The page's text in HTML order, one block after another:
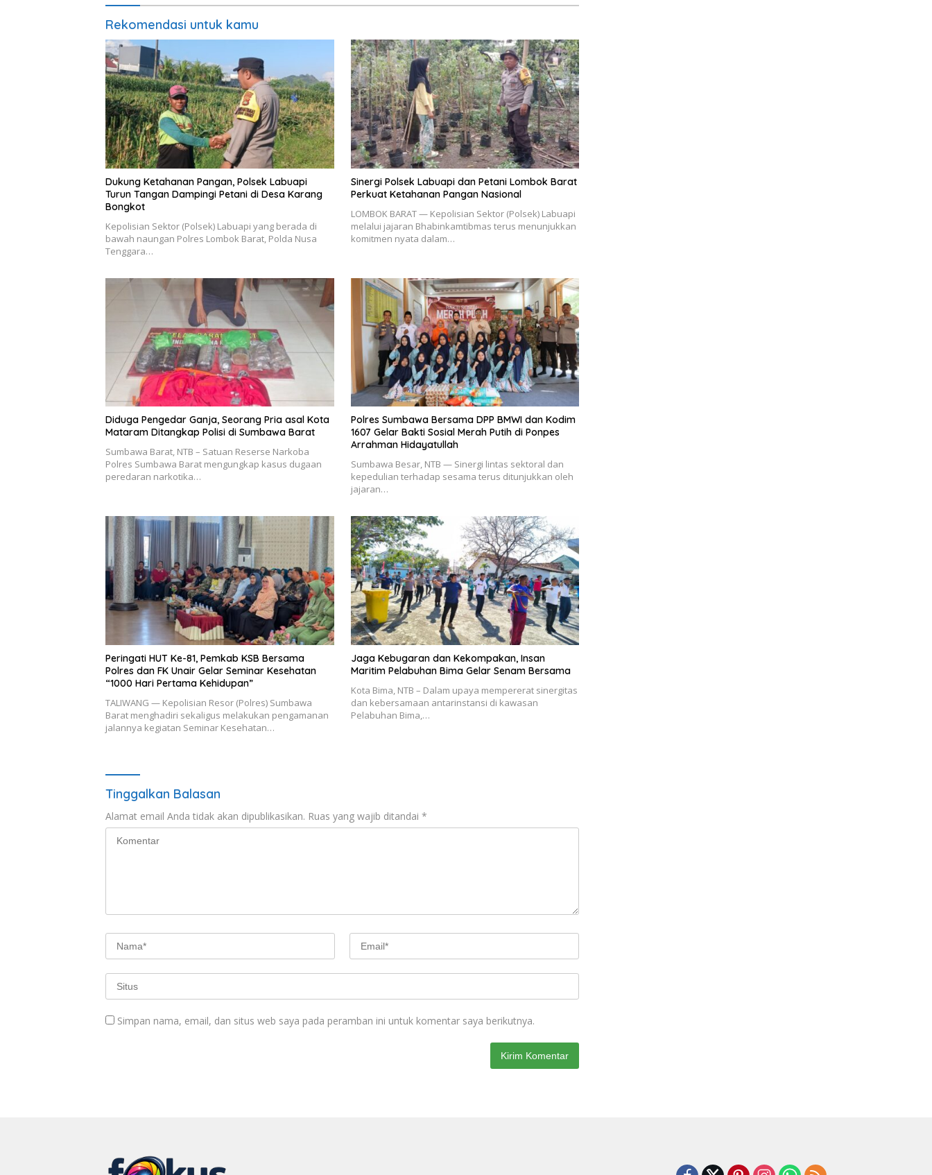
Rekomendasi untuk kamu
Dukung Ketahanan Pangan, Polsek Labuapi
Turun Tangan Dampingi Petani di Desa Karang
Bongkot
Kepolisian Sektor (Polsek) Labuapi yang berada di
bawah naungan Polres Lombok Barat, Polda Nusa
Tenggara…
Sinergi Polsek Labuapi dan Petani Lombok Barat
Perkuat Ketahanan Pangan Nasional
LOMBOK BARAT — Kepolisian Sektor (Polsek) Labuapi
melalui jajaran Bhabinkamtibmas terus menunjukkan
komitmen nyata dalam…
Diduga Pengedar Ganja, Seorang Pria asal Kota
Mataram Ditangkap Polisi di Sumbawa Barat
Sumbawa Barat, NTB – Satuan Reserse Narkoba
Polres Sumbawa Barat mengungkap kasus dugaan
peredaran narkotika…
Polres Sumbawa Bersama DPP BMWI dan Kodim
1607 Gelar Bakti Sosial Merah Putih di Ponpes
Arrahman Hidayatullah
Sumbawa Besar, NTB — Sinergi lintas sektoral dan
kepedulian terhadap sesama terus ditunjukkan oleh
jajaran…
Peringati HUT Ke-81, Pemkab KSB Bersama
Polres dan FK Unair Gelar Seminar Kesehatan
“1000 Hari Pertama Kehidupan”
TALIWANG — Kepolisian Resor (Polres) Sumbawa
Barat menghadiri sekaligus melakukan pengamanan
jalannya kegiatan Seminar Kesehatan…
Jaga Kebugaran dan Kekompakan, Insan
Maritim Pelabuhan Bima Gelar Senam Bersama
Kota Bima, NTB – Dalam upaya mempererat sinergitas
dan kebersamaan antarinstansi di kawasan
Pelabuhan Bima,…
Tinggalkan Balasan
Alamat email Anda tidak akan dipublikasikan. Ruas yang wajib ditandai *
Simpan nama, email, dan situs web saya pada peramban ini untuk komentar saya berikutnya.